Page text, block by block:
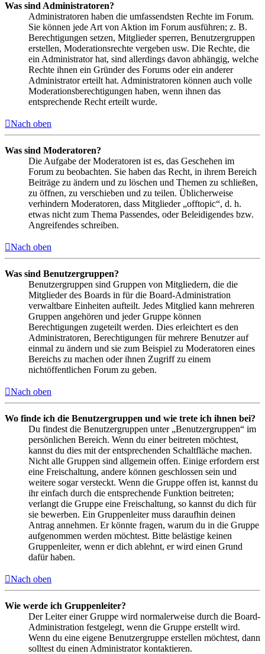
Was sind Administratoren?
Administratoren haben die umfassendsten Rechte im Forum.
Sie können jede Art von Aktion im Forum ausführen; z. B.
Berechtigungen setzen, Mitglieder sperren, Benutzergruppen
erstellen, Moderationsrechte vergeben usw. Die Rechte, die
ein Administrator hat, sind allerdings davon abhängig, welche
Rechte ihnen ein Gründer des Forums oder ein anderer
Administrator erteilt hat. Administratoren können auch volle
Moderationsberechtigungen haben, wenn ihnen das
entsprechende Recht erteilt wurde.
Nach oben
Was sind Moderatoren?
Die Aufgabe der Moderatoren ist es, das Geschehen im
Forum zu beobachten. Sie haben das Recht, in ihrem Bereich
Beiträge zu ändern und zu löschen und Themen zu schließen,
zu öffnen, zu verschieben und zu teilen. Üblicherweise
verhindern Moderatoren, dass Mitglieder „offtopic“, d. h.
etwas nicht zum Thema Passendes, oder Beleidigendes bzw.
Angreifendes schreiben.
Nach oben
Was sind Benutzergruppen?
Benutzergruppen sind Gruppen von Mitgliedern, die die
Mitglieder des Boards in für die Board-Administration
verwaltbare Einheiten aufteilt. Jedes Mitglied kann mehreren
Gruppen angehören und jeder Gruppe können
Berechtigungen zugeteilt werden. Dies erleichtert es den
Administratoren, Berechtigungen für mehrere Benutzer auf
einmal zu ändern und sie zum Beispiel zu Moderatoren eines
Bereichs zu machen oder ihnen Zugriff zu einem
nichtöffentlichen Forum zu geben.
Nach oben
Wo finde ich die Benutzergruppen und wie trete ich ihnen bei?
Du findest die Benutzergruppen unter „Benutzergruppen“ im
persönlichen Bereich. Wenn du einer beitreten möchtest,
kannst du dies mit der entsprechenden Schaltfläche machen.
Nicht alle Gruppen sind allgemein offen. Einige erfordern erst
eine Freischaltung, andere können geschlossen sein und
weitere sogar versteckt. Wenn die Gruppe offen ist, kannst du
ihr einfach durch die entsprechende Funktion beitreten;
verlangt die Gruppe eine Freischaltung, so kannst du dich für
sie bewerben. Ein Gruppenleiter muss daraufhin deinen
Antrag annehmen. Er könnte fragen, warum du in die Gruppe
aufgenommen werden möchtest. Bitte belästige keinen
Gruppenleiter, wenn er dich ablehnt, er wird einen Grund
dafür haben.
Nach oben
Wie werde ich Gruppenleiter?
Der Leiter einer Gruppe wird normalerweise durch die Board-
Administration festgelegt, wenn die Gruppe erstellt wird.
Wenn du eine eigene Benutzergruppe erstellen möchtest, dann
solltest du einen Administrator kontaktieren.